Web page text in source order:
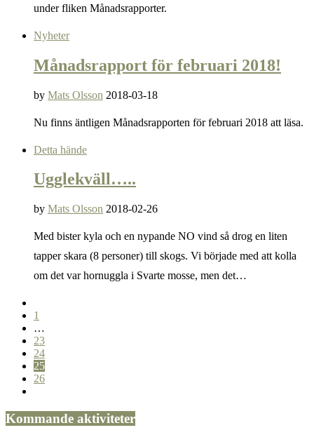
under fliken Månadsrapporter.
Nyheter
Månadsrapport för februari 2018!
by Mats Olsson 2018-03-18
Nu finns äntligen Månadsrapporten för februari 2018 att läsa.
Detta hände
Ugglekväll…..
by Mats Olsson 2018-02-26
Med bister kyla och en nypande NO vind så drog en liten
tapper skara (8 personer) till skogs. Vi började med att kolla
om det var hornuggla i Svarte mosse, men det…
1
…
23
24
25
26
Kommande aktiviteter